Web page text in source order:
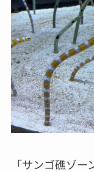
「サンゴ礁ゾ